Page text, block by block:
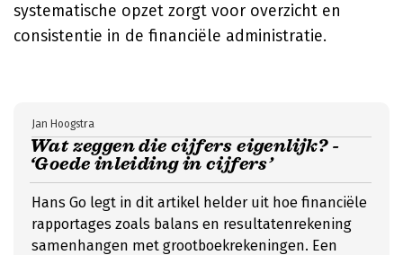
systematische opzet zorgt voor overzicht en
consistentie in de financiële administratie.
Wat zeggen die cijfers eigenlijk? -
‘Goede inleiding in cijfers’
Jan Hoogstra
Hans Go legt in dit artikel helder uit hoe financiële
rapportages zoals balans en resultatenrekening
samenhangen met grootboekrekeningen. Een